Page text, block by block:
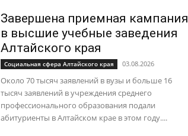
Завершена приемная кампания
в высшие учебные заведения
Алтайского края
Социальная сфера Алтайского края 03.08.2026
Около 70 тысяч заявлений в вузы и больше 16
тысяч заявлений в учреждения среднего
профессионального образования подали
абитуриенты в Алтайском крае в этом году....